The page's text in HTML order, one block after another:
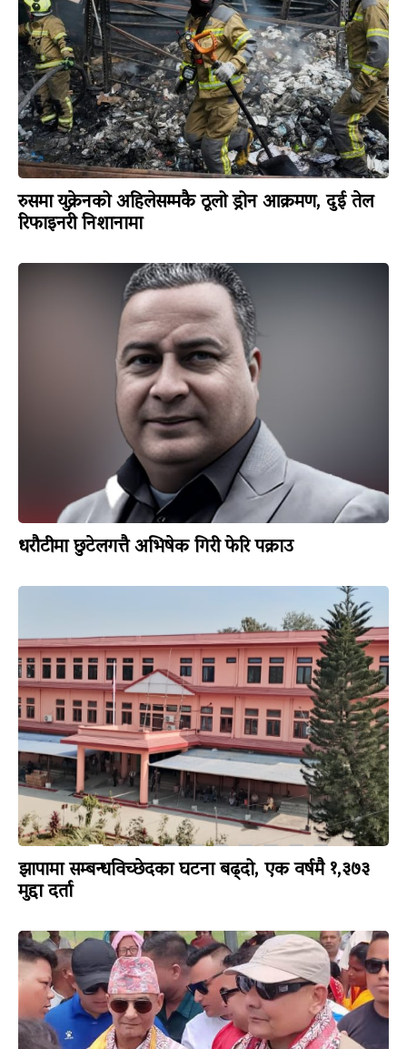
रुसमा युक्रेनको अहिलेसम्मकै ठूलो ड्रोन आक्रमण, दुई तेल
रिफाइनरी निशानामा
धरौटीमा छुटेलगत्तै अभिषेक गिरी फेरि पक्राउ
झापामा सम्बन्धविच्छेदका घटना बढ्दो, एक वर्षमै १,३७३
मुद्दा दर्ता